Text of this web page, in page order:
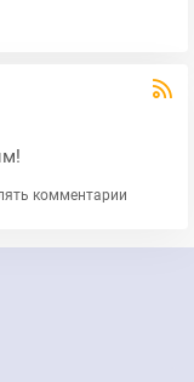
комментарии